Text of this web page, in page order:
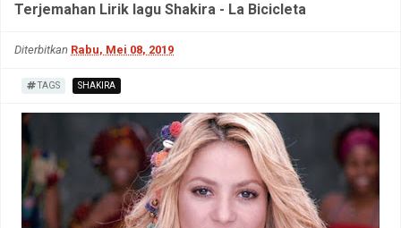
Terjemahan Lirik lagu Shakira - La Bicicleta
Diterbitkan Rabu, Mei 08, 2019
TAGS SHAKIRA